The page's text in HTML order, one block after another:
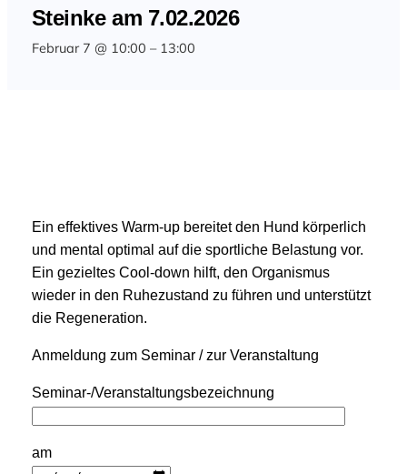
Steinke am 7.02.2026
Februar 7 @ 10:00 – 13:00
Ein effektives Warm-up bereitet den Hund körperlich
und mental optimal auf die sportliche Belastung vor.
Ein gezieltes Cool-down hilft, den Organismus
wieder in den Ruhezustand zu führen und unterstützt
die Regeneration.
Anmeldung zum Seminar / zur Veranstaltung
Seminar-/Veranstaltungsbezeichnung
am